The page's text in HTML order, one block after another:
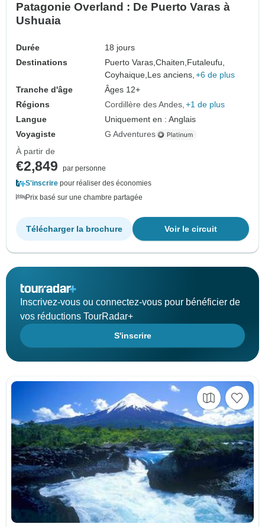
Patagonie Overland : De Puerto Varas à
Ushuaia
Durée
18 jours
Destinations
Puerto Varas,Chaiten, Futaleufu,
Coyhaique, Les anciens, +6 de plus
Tranche d'âge
Âges 12+
Régions
Cordillère des Andes +1 de plus
Langue
Uniquement en : Anglais
Voyagiste
G Adventures
À partir de
€2,849
par personne
S'inscrire pour réaliser des économies
Prix basé sur une chambre partagée
Voir le circuit
Télécharger la brochure
Inscrivez-vous ou connectez-vous pour bénéficier de
vos réductions TourRadar+
S'inscrire